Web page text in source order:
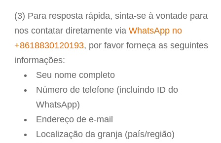
(3) Para resposta rápida, sinta-se à vontade para
nos contatar diretamente viaWhatsApp no
+8618830120193, por favor forneça as seguintes
informações:
Seu nome completo
Número de telefone (incluindo ID do
WhatsApp)
Endereço de e-mail
Localização da granja (país/região)